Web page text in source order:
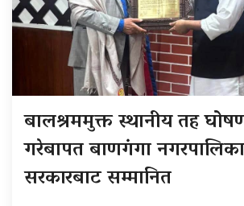
बालश्रममुक्त स्थानीय तह
गरेबापत बाणगंगा
सरकारबाट सम्मानित